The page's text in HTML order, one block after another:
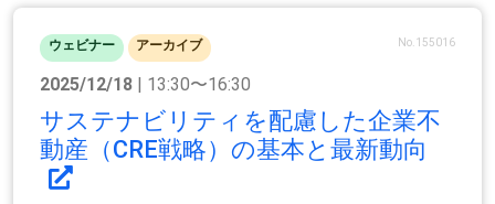
ウェビナー アーカイブ No.155016
2025/12/18 | 13:30〜16:30
サステナビリティを配慮した企業不
動産（CRE戦略）の基本と最新動向